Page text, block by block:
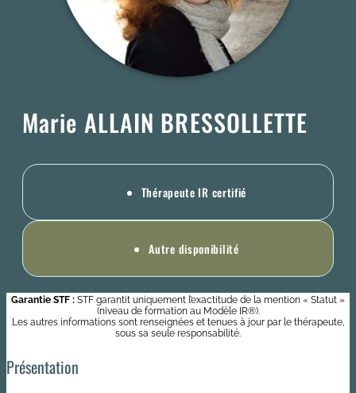
Marie ALLAIN BRESSOLLETTE
Thérapeute IR certifié
Autre disponibilité
Garantie STF : STF garantit uniquement l’exactitude de la mention « Statut »
(niveau de formation au Modèle IR®).
Les autres informations sont renseignées et tenues à jour par le thérapeute,
sous sa seule responsabilité.
Présentation